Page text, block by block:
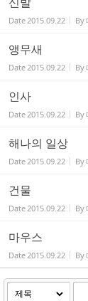
Date 2015.09.22 By
앵무새
Date 2015.09.22 By
인사
Date 2015.09.22 By
해나의 일상
Date 2015.09.22 By
건물
Date 2015.09.22 By
마우스
Date 2015.09.22 By